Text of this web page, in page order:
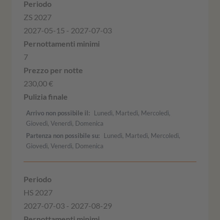
ZS 2027
2027-05-15 - 2027-07-03
7
230,00 €
Arrivo non possibile il
Lunedì, Martedì, Mercoledì,
Giovedì, Venerdì, Domenica
Partenza non possibile su
Lunedì, Martedì, Mercoledì,
Giovedì, Venerdì, Domenica
HS 2027
2027-07-03 - 2027-08-29